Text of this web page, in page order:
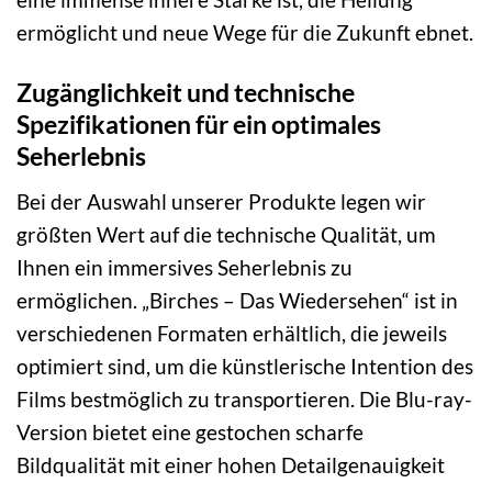
ermöglicht und neue Wege für die Zukunft ebnet.
Zugänglichkeit und technische
Spezifikationen für ein optimales
Seherlebnis
Bei der Auswahl unserer Produkte legen wir
größten Wert auf die technische Qualität, um
Ihnen ein immersives Seherlebnis zu
ermöglichen. „Birches – Das Wiedersehen“ ist in
verschiedenen Formaten erhältlich, die jeweils
optimiert sind, um die künstlerische Intention des
Films bestmöglich zu transportieren. Die Blu-ray-
Version bietet eine gestochen scharfe
Bildqualität mit einer hohen Detailgenauigkeit